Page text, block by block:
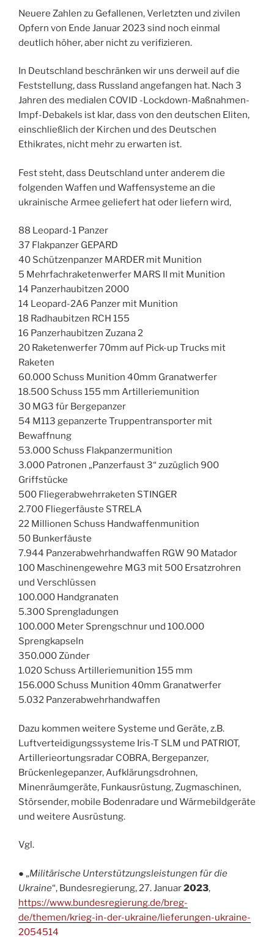
Neuere Zahlen zu Gefallenen, Verletzten und zivilen
Opfern von Ende Januar 2023 sind noch einmal
deutlich höher, aber nicht zu verifizieren.
In Deutschland beschränken wir uns derweil auf die
Feststellung, dass Russland angefangen hat. Nach 3
Jahren des medialen COVID -Lockdown-Maßnahmen-
Impf-Debakels ist klar, dass von den deutschen Eliten,
einschließlich der Kirchen und des Deutschen
Ethikrates, nicht mehr zu erwarten ist.
Fest steht, dass Deutschland unter anderem die
folgenden Waffen und Waffensysteme an die
ukrainische Armee geliefert hat oder liefern wird,
88 Leopard-1 Panzer
37 Flakpanzer GEPARD
40 Schützenpanzer MARDER mit Munition
5 Mehrfachraketenwerfer MARS II mit Munition
14 Panzerhaubitzen 2000
14 Leopard-2A6 Panzer mit Munition
18 Radhaubitzen RCH 155
16 Panzerhaubitzen Zuzana 2
20 Raketenwerfer 70mm auf Pick-up Trucks mit
Raketen
60.000 Schuss Munition 40mm Granatwerfer
18.500 Schuss 155 mm Artilleriemunition
30 MG3 für Bergepanzer
54 M113 gepanzerte Truppentransporter mit
Bewaffnung
53.000 Schuss Flakpanzermunition
3.000 Patronen „Panzerfaust 3“ zuzüglich 900
Griffstücke
500 Fliegerabwehrraketen STINGER
2.700 Fliegerfäuste STRELA
22 Millionen Schuss Handwaffenmunition
50 Bunkerfäuste
7.944 Panzerabwehrhandwaffen RGW 90 Matador
100 Maschinengewehre MG3 mit 500 Ersatzrohren
und Verschlüssen
100.000 Handgranaten
5.300 Sprengladungen
100.000 Meter Sprengschnur und 100.000
Sprengkapseln
350.000 Zünder
1.020 Schuss Artilleriemunition 155 mm
156.000 Schuss Munition 40mm Granatwerfer
5.032 Panzerabwehrhandwaffen
Dazu kommen weitere Systeme und Geräte, z.B.
Luftverteidigungssysteme Iris-T SLM und PATRIOT,
Artillerieortungsradar COBRA, Bergepanzer,
Brückenlegepanzer, Aufklärungsdrohnen,
Minenräumgeräte, Funkausrüstung, Zugmaschinen,
Störsender, mobile Bodenradare und Wärmebildgeräte
und weitere Ausrüstung.
Vgl.
● „Militärische Unterstützungsleistungen für die
Ukraine“, Bundesregierung, 27. Januar2023,
https://www.bundesregierung.de/breg-
de/themen/krieg-in-der-ukraine/lieferungen-ukraine-
2054514